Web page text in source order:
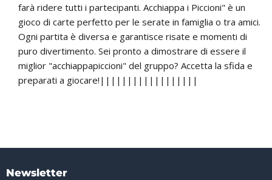
farà ridere tutti i partecipanti. Acchiappa i Piccioni" è un
gioco di carte perfetto per le serate in famiglia o tra amici.
Ogni partita è diversa e garantisce risate e momenti di
puro divertimento. Sei pronto a dimostrare di essere il
miglior "acchiappapiccioni" del gruppo? Accetta la sfida e
preparati a giocare!||||||||||||||||||
Newsletter